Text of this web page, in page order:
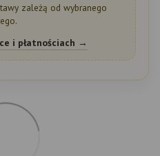
zależą od wybranego
i płatnościach →